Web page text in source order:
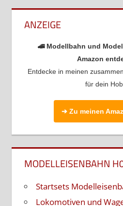
ANZEIGE
🚄 Modellbahn und
Amazon
Entdecke in meinen
für dein
➔ Zu meinen
MODELLEISENBAHN
Startsets
Lokomotiven und